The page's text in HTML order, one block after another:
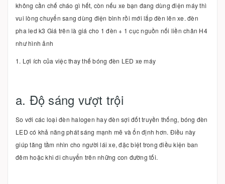
không cần chế cháo gì hết, còn nếu xe bạn đang dùng điện máy thì
vui lòng chuyển sang dùng điện bình rồi mới lắp đèn lên xe. đèn
pha led k3 Giá trên là giá cho 1 đèn + 1 cục nguồn nối liền chân H4
như hình ảnh
1. Lợi ích của việc thay thế bóng đèn LED xe máy
a. Độ sáng vượt trội
So với các loại đèn halogen hay đèn sợi đốt truyền thống, bóng đèn
LED có khả năng phát sáng mạnh mẽ và ổn định hơn. Điều này
giúp tăng tầm nhìn cho người lái xe, đặc biệt trong điều kiện ban
đêm hoặc khi di chuyển trên những con đường tối.